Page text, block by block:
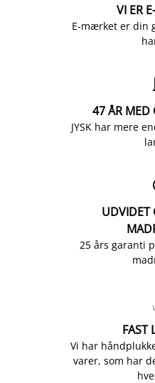
VI ER
E-mærket er din
47 ÅR MED
JYSK har mere
UDVIDET
25 års garanti
FAST
Vi har
varer, som har